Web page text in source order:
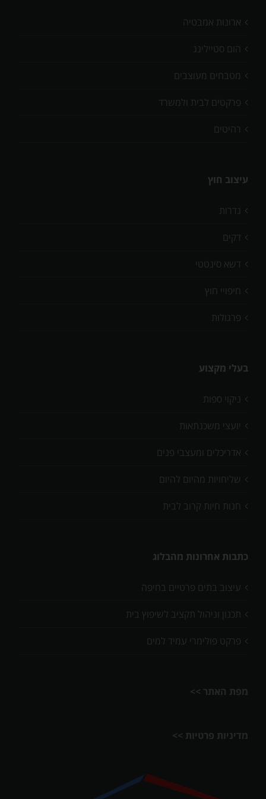
ארונות אמבטיה
הום סטיילינג
מטבחים מעוצבים
פרקטים לבית ולמשרד
רהיטים
עיצוב חוץ
גדרות
דקים
דשא סינטטי
חיפויי חוץ
פרגולות
בעלי מקצוע
ניקוי ספות
יועצי משכנתאות
אדריכלים ומעצבי פנים
שליחויות מהיום להיום
חנות חיות קרוב לבית
כתבות אחרונות מהבלוג
עיצוב בתים פרטיים בחיפה
תכנון וניהול תקציב לשיפוץ בית
פרקט פולימרי עמיד למים
מפת האתר >>
מדיניות פרטיות >>